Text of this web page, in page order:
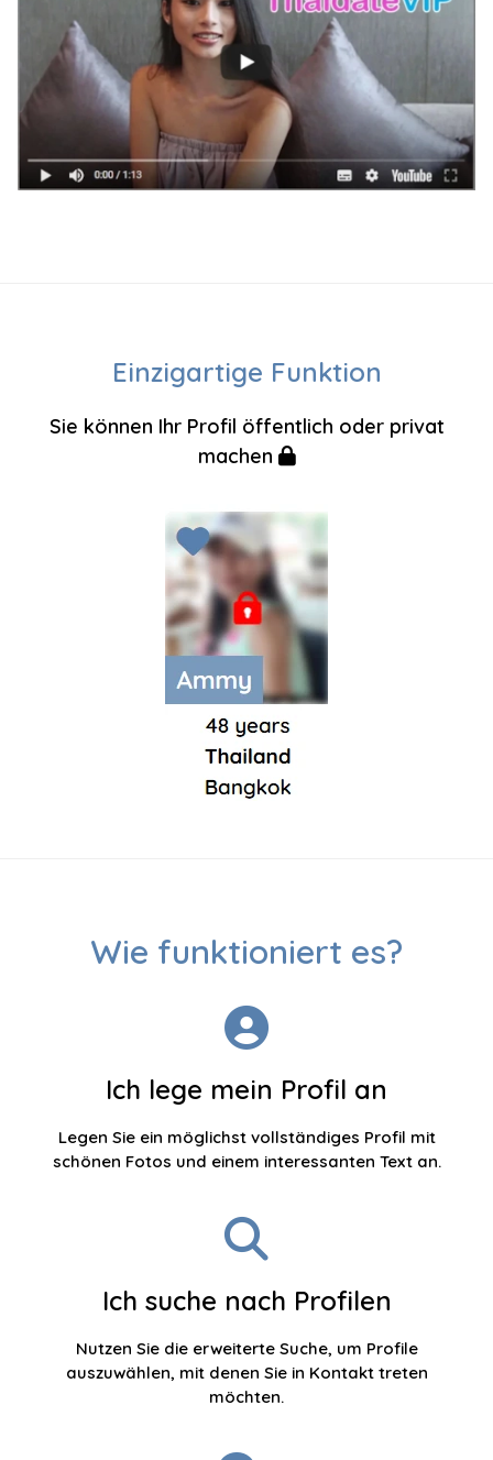
Einzigartige Funktion
Sie können Ihr Profil öffentlich oder privat
machen
Wie funktioniert es?
Ich lege mein Profil an
Legen Sie ein möglichst vollständiges Profil mit
schönen Fotos und einem interessanten Text an.
Ich suche nach Profilen
Nutzen Sie die erweiterte Suche, um Profile
auszuwählen, mit denen Sie in Kontakt treten
möchten.